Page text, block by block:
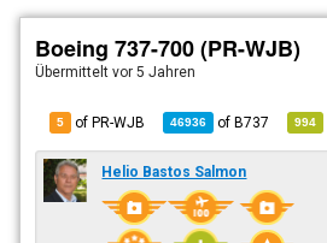
Boeing 737-700 (PR-WJB)
Übermitteltvor 5 Jahren
5 of PR-WJB 46936 ofB737 994
Helio Bastos Salmon